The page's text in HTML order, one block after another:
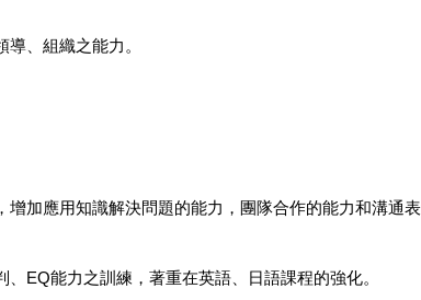
、組織之能力。
加應用知識解決問題的能力，團隊合作的能力和溝通
EQ能力之訓練，著重在英語、日語課程的強化。